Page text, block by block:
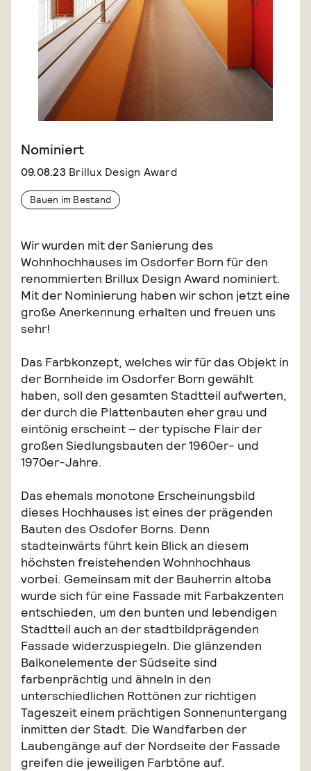
Nominiert
09.08.23Brillux Design Award
Bauen im Bestand
Wir wurden mit der Sanierung des
Wohnhochhauses im Osdorfer Born für den
renommierten Brillux Design Award nominiert.
Mit der Nominierung haben wir schon jetzt eine
große Anerkennung erhalten und freuen uns
sehr!
Das Farbkonzept, welches wir für das Objekt in
der Bornheide im Osdorfer Born gewählt
haben, soll den gesamten Stadtteil aufwerten,
der durch die Plattenbauten eher grau und
eintönig erscheint – der typische Flair der
großen Siedlungsbauten der 1960er- und
1970er-Jahre.
Das ehemals monotone Erscheinungsbild
dieses Hochhauses ist eines der prägenden
Bauten des Osdofer Borns. Denn
stadteinwärts führt kein Blick an diesem
höchsten freistehenden Wohnhochhaus
vorbei. Gemeinsam mit der Bauherrin altoba
wurde sich für eine Fassade mit Farbakzenten
entschieden, um den bunten und lebendigen
Stadtteil auch an der stadtbildprägenden
Fassade widerzuspiegeln. Die glänzenden
Balkonelemente der Südseite sind
farbenprächtig und ähneln in den
unterschiedlichen Rottönen zur richtigen
Tageszeit einem prächtigen Sonnenuntergang
inmitten der Stadt. Die Wandfarben der
Laubengänge auf der Nordseite der Fassade
greifen die jeweiligen Farbtöne auf.